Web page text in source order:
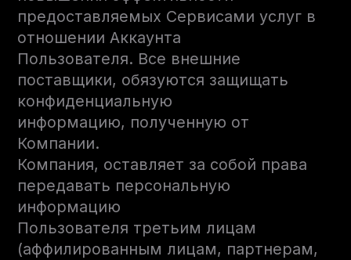
предоставляемых Сервисами услуг в
отношении Аккаунта
Пользователя. Все внешние
поставщики, обязуются защищать
конфиденциальную
информацию, полученную от
Компании.
Компания, оставляет за собой права
передавать персональную
информацию
Пользователя третьим лицам
(аффилированным лицам, партнерам,